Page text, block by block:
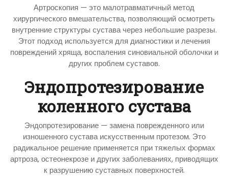
Артроскопия — это малотравматичный метод
хирургического вмешательства, позволяющий осмотреть
внутренние структуры сустава через небольшие разрезы.
Этот подход используется для диагностики и лечения
повреждений хряща, воспаления синовиальной оболочки и
других проблем суставов.
Эндопротезирование
коленного сустава
Эндопротезирование — замена поврежденного или
изношенного сустава искусственным протезом. Это
радикальное решение применяется при тяжелых формах
артроза, остеонекрозе и других заболеваниях, приводящих
к разрушению суставных поверхностей.